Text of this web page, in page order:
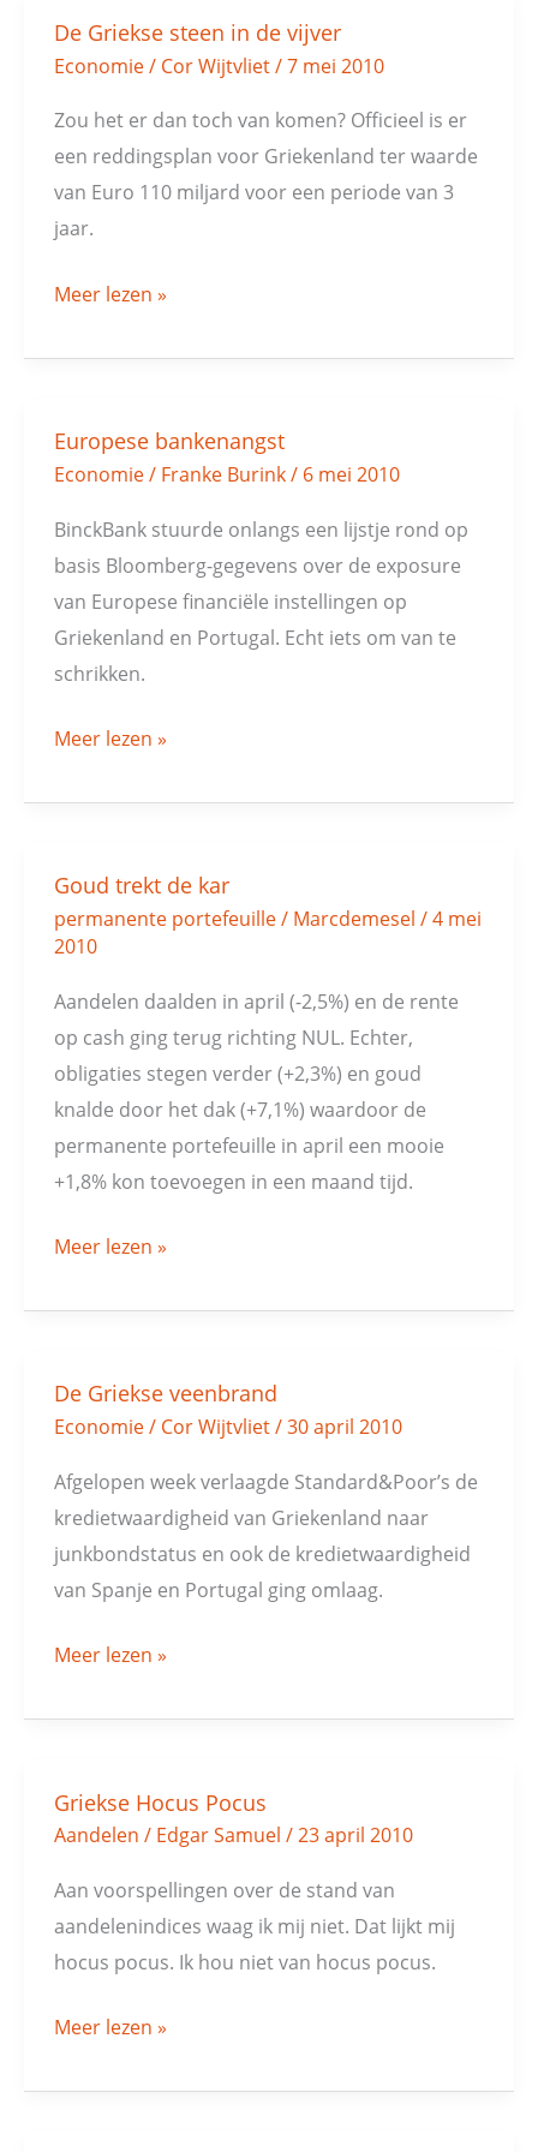
De Griekse steen in de vijver
Economie/ Cor Wijtvliet/7 mei 2010
Zou het er dan toch van komen? Officieel is er
een reddingsplan voor Griekenland ter waarde
van Euro 110 miljard voor een periode van 3
jaar.
De
Griekse
steen
vijver
Meer lezen »
Europese bankenangst
Economie/ Franke Burink/ 6 mei 2010
BinckBank stuurde onlangs een lijstje rond op
basis Bloomberg-gegevens over de exposure
van Europese financiële instellingen op
Griekenland en Portugal. Echt iets om van te
schrikken.
Europese
bankenangst
Meer lezen »
Goud trekt de kar
permanente portefeuille/ Marcdemesel /4 mei
2010
Aandelen daalden in april (-2,5%) en de rente
op cash ging terug richting NUL. Echter,
obligaties stegen verder (+2,3%) en goud
knalde door het dak (+7,1%) waardoor de
permanente portefeuille in april een mooie
+1,8% kon toevoegen in een maand tijd.
Goud
trekt
de
kar
Meer lezen »
De Griekse veenbrand
Economie/ Cor Wijtvliet/30 april 2010
Afgelopen week verlaagde Standard&Poor’s de
kredietwaardigheid van Griekenland naar
junkbondstatus en ook de kredietwaardigheid
van Spanje en Portugal ging omlaag.
De
Griekse
veenbrand
Meer lezen »
Griekse Hocus Pocus
Aandelen / Edgar Samuel /23 april 2010
Aan voorspellingen over de stand van
aandelenindices waag ik mij niet. Dat lijkt mij
hocus pocus. Ik hou niet van hocus pocus.
Griekse
Hocus
Pocus
Meer lezen »